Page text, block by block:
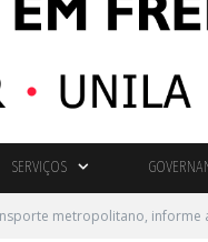
SERVIÇOS
metropolitano, informe